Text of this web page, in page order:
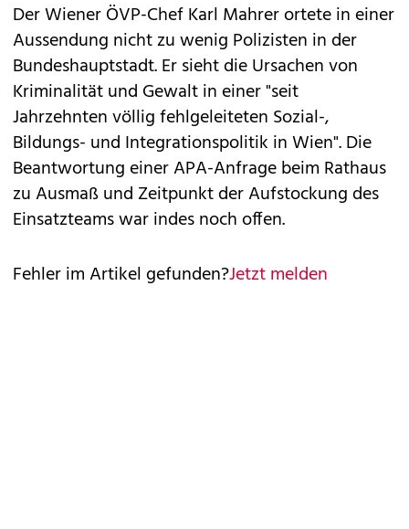
Der Wiener ÖVP-Chef Karl Mahrer ortete in einer
Aussendung nicht zu wenig Polizisten in der
Bundeshauptstadt. Er sieht die Ursachen von
Kriminalität und Gewalt in einer "seit
Jahrzehnten völlig fehlgeleiteten Sozial-,
Bildungs- und Integrationspolitik in Wien". Die
Beantwortung einer APA-Anfrage beim Rathaus
zu Ausmaß und Zeitpunkt der Aufstockung des
Einsatzteams war indes noch offen.
Fehler im Artikel gefunden?Jetzt melden